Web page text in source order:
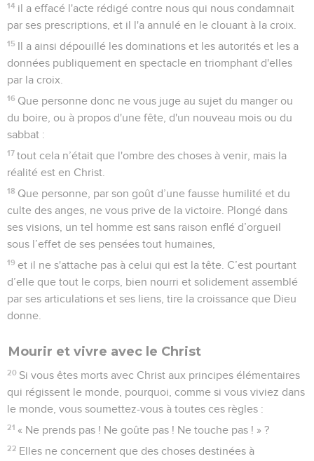
14 il a effacé l'acte rédigé contre nous qui nous condamnait
par ses prescriptions, et il l'a annulé en le clouant à la croix.
15 Il a ainsi dépouillé les dominations et les autorités et les a
données publiquement en spectacle en triomphant d'elles
par la croix.
16 Que personne donc ne vous juge au sujet du manger ou
du boire, ou à propos d'une fête, d'un nouveau mois ou du
sabbat :
17 tout cela n’était que l'ombre des choses à venir, mais la
réalité est en Christ.
18 Que personne, par son goût d’une fausse humilité et du
culte des anges, ne vous prive de la victoire. Plongé dans
ses visions, un tel homme est sans raison enflé d’orgueil
sous l’effet de ses pensées tout humaines,
19 et il ne s'attache pas à celui qui est la tête. C’est pourtant
d’elle que tout le corps, bien nourri et solidement assemblé
par ses articulations et ses liens, tire la croissance que Dieu
donne.
Mourir et vivre avec le Christ
20 Si vous êtes morts avec Christ aux principes élémentaires
qui régissent le monde, pourquoi, comme si vous viviez dans
le monde, vous soumettez-vous à toutes ces règles :
21 « Ne prends pas ! Ne goûte pas ! Ne touche pas ! » ?
22 Elles ne concernent que des choses destinées à